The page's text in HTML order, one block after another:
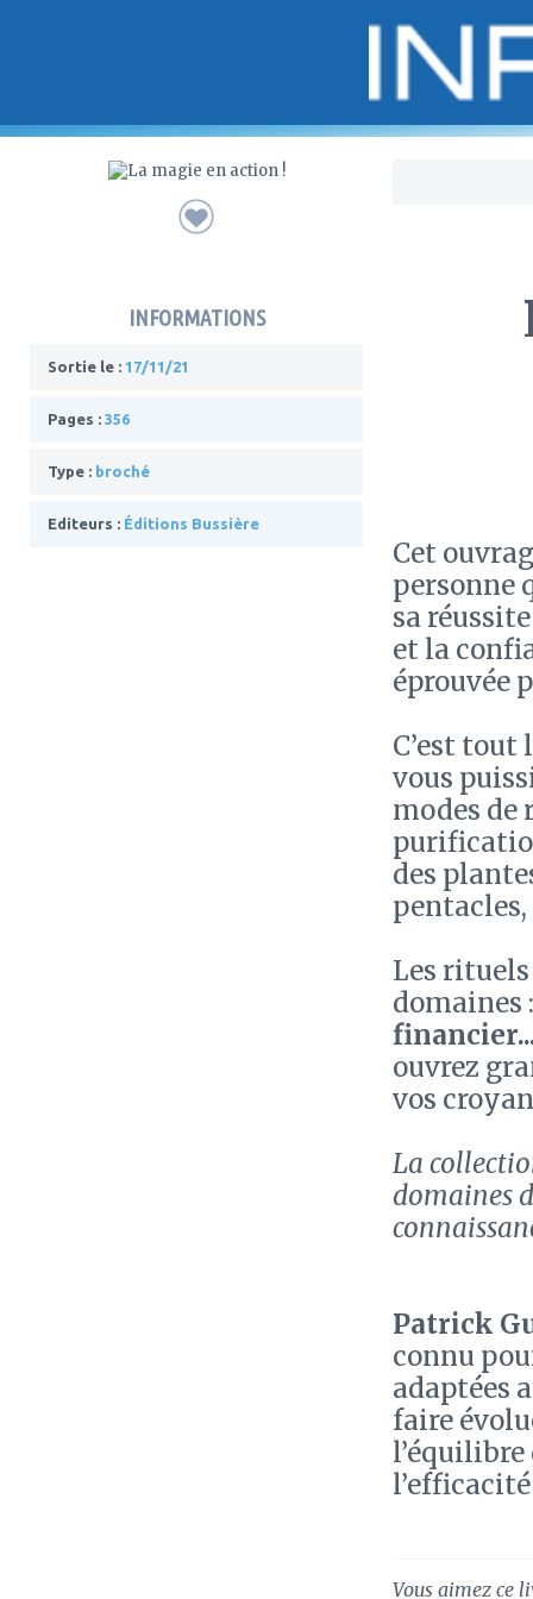
INFORMATIONS
Sortie le : 17/11/21
Pages : 356
Type : broché
Editeurs : Éditions Bussière
Cet
personne
sa
et la
éprouvée
C’est tout
vous
modes de
des
pentacles,
Les
domaines
ouvrez
vos
La
domaines
Patrick
connu
adaptées
faire
Vous aimez ce